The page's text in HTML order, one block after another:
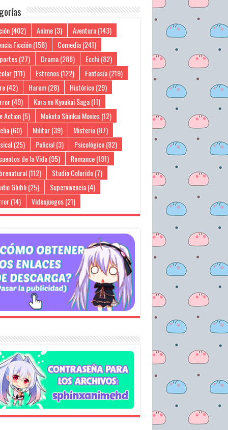
(402) Anime(3) Aventura(143)
Ficción(158) Comedia(241)
(27) Drama(288) Ecchi(82)
(111) Estrenos(122) Fantasía(219)
(42) Harem(28) Histórico(29)
(49) Kara no Kyoukai Saga(11)
Action(5) Makoto Shinkai Movies(12)
(60) Militar(39) Misterio(87)
(25) Policial(3) Psicológico(82)
de la Vida(95) Romance(191)
(112) Studio Colorido(7)
Ghibli(25) Supervivencia(4)
(14) Videojuegos(21)